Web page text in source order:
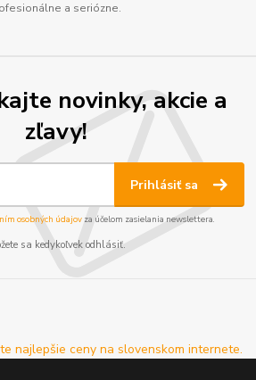
a seriózne.
novinky, akcie a
zľavy!
Prihlásiť sa
osobných údajov za účelom zasielania newslettera.
sa kedykoľvek odhlásiť.